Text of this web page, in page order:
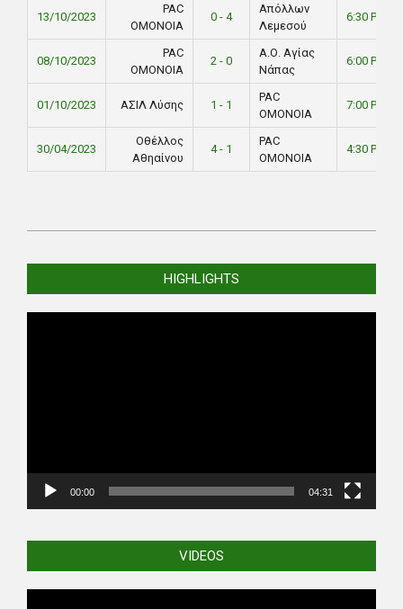
13/10/2023
PAC
ΟΜΟΝΟΙΑ
0 - 4
Απόλλων
Λεμεσού
6:30 PM
08/10/2023
PAC
ΟΜΟΝΟΙΑ
2 - 0
Α.Ο. Αγίας
Νάπας
6:00 PM
01/10/2023 ΑΣΙΛ Λύσης 1 - 1
PAC
ΟΜΟΝΟΙΑ
7:00 PM
30/04/2023
Οθέλλος
Αθηαίνου
4 - 1
PAC
ΟΜΟΝΟΙΑ
4:30 PM
12-
HIGHLIGHTS
00:00 04:31
VIDEOS